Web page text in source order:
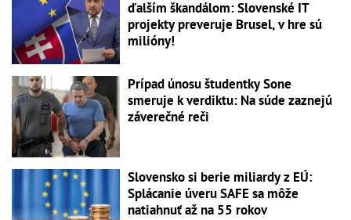
ďalším škandálom: Slovenské IT
projekty preveruje Brusel, v hre sú
milióny!
Prípad únosu študentky Sone
smeruje k verdiktu: Na súde zaznejú
záverečné reči
Slovensko si berie miliardy z EÚ:
Splácanie úveru SAFE sa môže
natiahnuť až na 55 rokov